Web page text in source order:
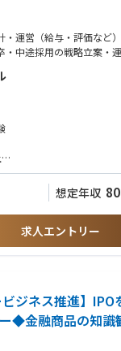
運営（給与・評価など）
・中途採用の戦略立案・
の人事領域における業
想定年収
求人エントリー
ビジネス推進】IPO
◆金融商品の知識